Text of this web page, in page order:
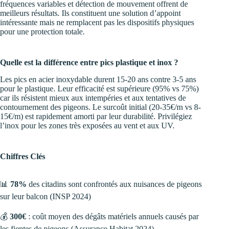
fréquences variables et détection de mouvement offrent de
meilleurs résultats. Ils constituent une solution d’appoint
intéressante mais ne remplacent pas les dispositifs physiques
pour une protection totale.
Quelle est la différence entre pics plastique et inox ?
Les pics en acier inoxydable durent 15-20 ans contre 3-5 ans
pour le plastique. Leur efficacité est supérieure (95% vs 75%)
car ils résistent mieux aux intempéries et aux tentatives de
contournement des pigeons. Le surcoût initial (20-35€/m vs 8-
15€/m) est rapidement amorti par leur durabilité. Privilégiez
l’inox pour les zones très exposées au vent et aux UV.
Chiffres Clés
📊 78% des citadins sont confrontés aux nuisances de pigeons
sur leur balcon (INSP 2024)
💰 300€ : coût moyen des dégâts matériels annuels causés par